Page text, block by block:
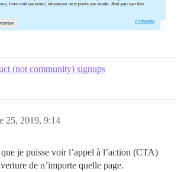
(not community) signups
25, 2019, 9:14
je puisse voir l’appel à l’action (CTA)
de n’importe quelle page.